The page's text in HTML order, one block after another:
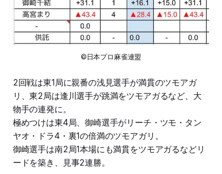
©日本プロ麻雀連盟
2回戦は東1局に親番の浅見選手が満貫のツモアガ
リ、東2局は逢川選手が跳満をツモアガるなど、大
物手の連発に。
極めつけは東4局、御崎選手がリーチ・ツモ・タン
ヤオ・ドラ4・裏1の倍満のツモアガリ。
御崎選手は南2局1本場にも満貫をツモアガるなどリ
ードを築き、見事2連勝。